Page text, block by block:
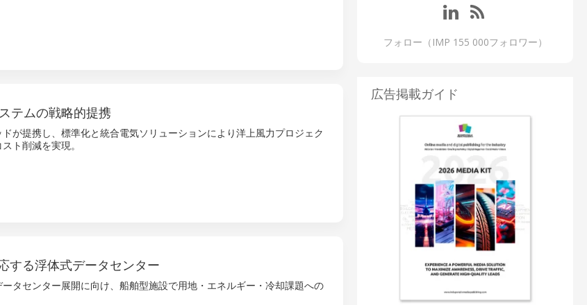
テムの戦略的提携
が提携し、標準化と統合電気ソリューションにより洋上風力プロジェク
ト削減を実現。
する浮体式データセンター
タセンター展開に向け、船舶型施設で用地・エネルギー・冷却課題への
フォロー（IMP 155 000フォロワー）
広告掲載ガイド